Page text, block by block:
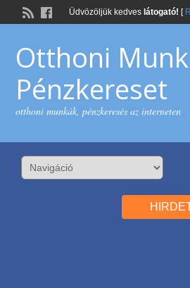
Üdvözöljük kedves látogató! [
Otthoni
Pénzkereset
otthoni munkák, pénzkeresés az interneten